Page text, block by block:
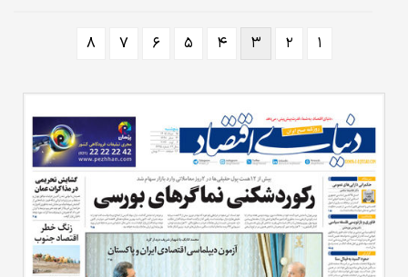
می‌تواند یک‌‌‌‌‌تحول بزرگ در زمینه تولید و ایجاد اشتغال این شهرستان ایجاد کند.
۱ ۲ ۳ ۴ ۵ ۶ ۷ ۸